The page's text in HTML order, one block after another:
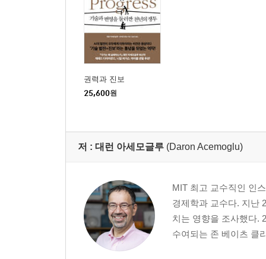
권력과 진보
25,600원
저 : 대런 아세모글루 (Daron Acemoglu)
MIT 최고 교수직인 인
경제학과 교수다. 지난
치는 영향을 조사했다.
수여되는 존 베이츠 클